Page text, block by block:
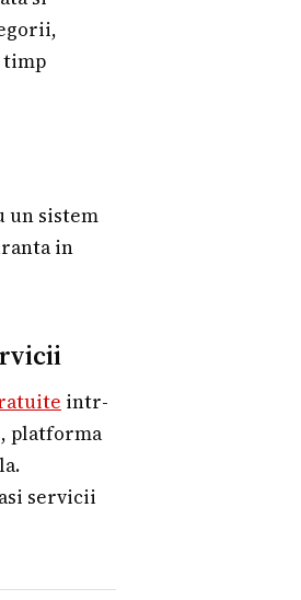
timp
un sistem
in
intr-
platforma
servicii